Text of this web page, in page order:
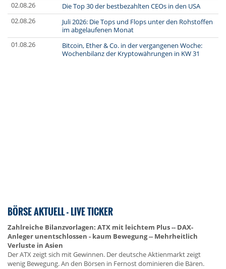
02.08.26
Die Top 30 der bestbezahlten CEOs in den USA
02.08.26
Juli 2026: Die Tops und Flops unter den Rohstoffen
im abgelaufenen Monat
01.08.26
Bitcoin, Ether & Co. in der vergangenen Woche:
Wochenbilanz der Kryptowährungen in KW 31
BÖRSE AKTUELL - LIVE TICKER
Zahlreiche Bilanzvorlagen: ATX mit leichtem Plus -- DAX-
Anleger unentschlossen - kaum Bewegung -- Mehrheitlich
Verluste in Asien
Der ATX zeigt sich mit Gewinnen. Der deutsche Aktienmarkt zeigt
wenig Bewegung. An den Börsen in Fernost dominieren die Bären.